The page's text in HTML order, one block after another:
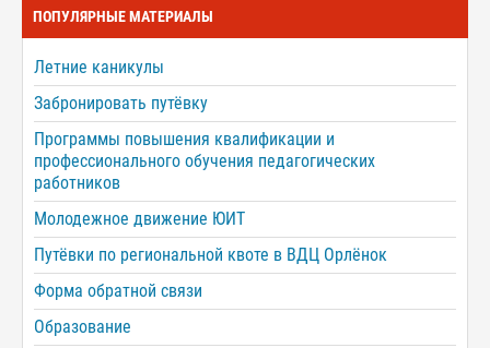
ПОПУЛЯРНЫЕ МАТЕРИАЛЫ
Летние каникулы
Забронировать путёвку
Программы повышения квалификации и
профессионального обучения педагогических
работников
Молодежное движение ЮИТ
Путёвки по региональной квоте в ВДЦ Орлёнок
Форма обратной связи
Образование